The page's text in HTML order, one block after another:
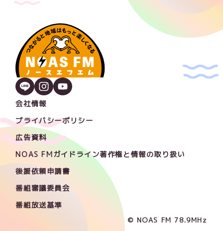
会社情報
プライバシーポリシー
広告資料
NOAS FMガイドライン著作権と情報の取り扱い
後援依頼申請書
番組審議委員会
番組放送基準
© NOAS FM 78.9MHz